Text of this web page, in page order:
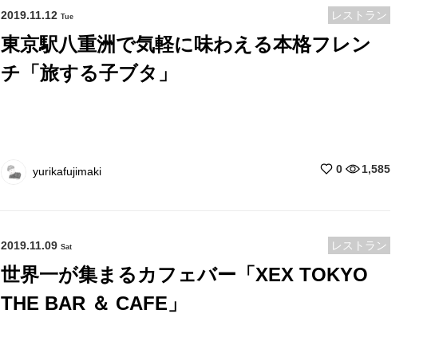
2019.11.12 Tue レストラン
東京駅八重洲で気軽に味わえる本格フレン
チ「旅する子ブタ」
yurikafujimaki 0 1,585
2019.11.09 Sat レストラン
世界一が集まるカフェバー「XEX TOKYO
THE BAR ＆ CAFE」